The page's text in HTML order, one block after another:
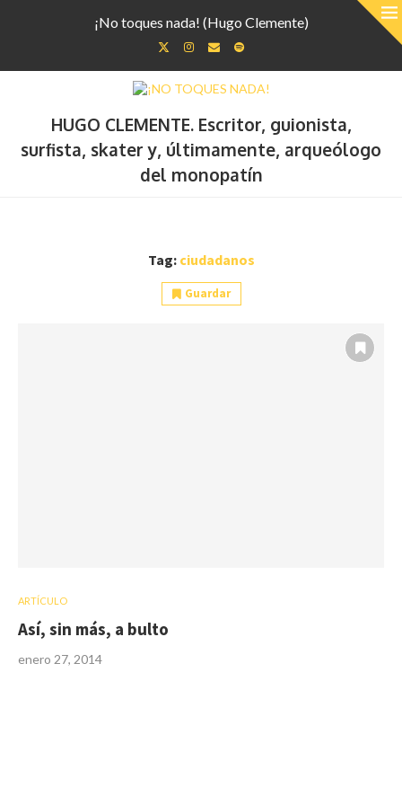
¡No toques nada! (Hugo Clemente)
HUGO CLEMENTE. Escritor, guionista,
surfista, skater y, últimamente, arqueólogo
del monopatín
Tag: ciudadanos
Guardar
ARTÍCULO
Así, sin más, a bulto
enero 27, 2014